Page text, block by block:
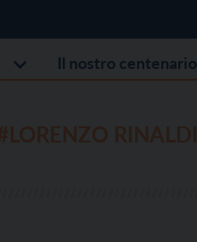
Il nostro centenario